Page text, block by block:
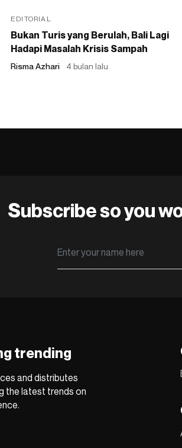
EDITORIAL
Bukan Turis yang Berulah, Bali Lagi
Hadapi Masalah Krisis Sampah
Risma Azhari 4 bulan lalu
Subscribe so you
trending
and distributes
the latest trends on